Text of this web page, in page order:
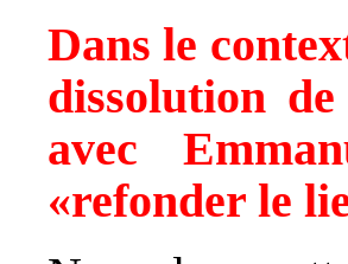
Dans le
dissolution
avec
«refonder le